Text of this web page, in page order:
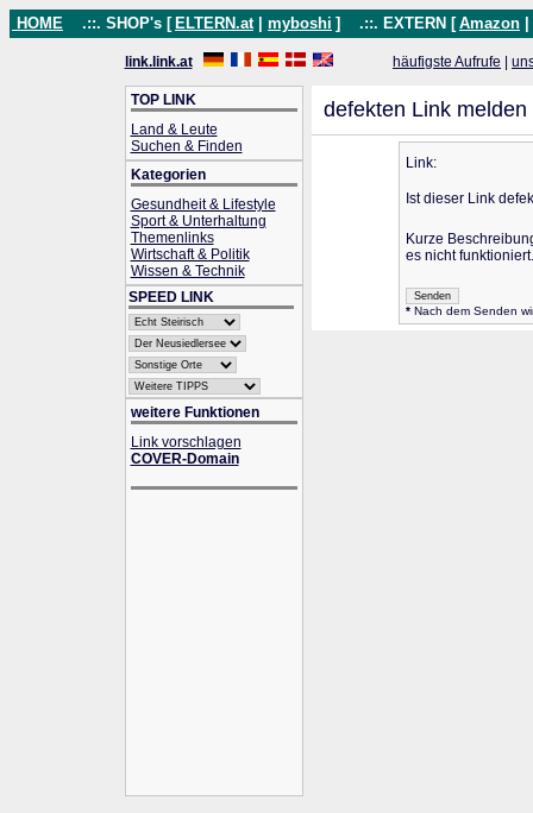
HOME .::. SHOP's [ ELTERN.at myboshi ] .::. EXTERN [ Amazon
link.link.at häufigste Aufrufe
TOP LINK
Land & Leute
Suchen & Finden
Kategorien
Gesundheit & Lifestyle
Sport & Unterhaltung
Themenlinks
Wirtschaft & Politik
Wissen & Technik
SPEED LINK
weitere Funktionen
Link vorschlagen
COVER-Domain
defekten Link melden
Link:
Ist dieser Link
Kurze
es nicht funktioniert.
*Nach dem Senden